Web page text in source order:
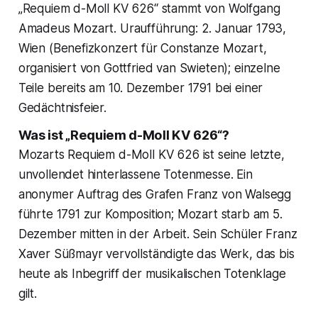
„Requiem d-Moll KV 626“ stammt von Wolfgang
Amadeus Mozart. Uraufführung: 2. Januar 1793,
Wien (Benefizkonzert für Constanze Mozart,
organisiert von Gottfried van Swieten); einzelne
Teile bereits am 10. Dezember 1791 bei einer
Gedächtnisfeier.
Was ist „Requiem d-Moll KV 626“?
Mozarts Requiem d-Moll KV 626 ist seine letzte,
unvollendet hinterlassene Totenmesse. Ein
anonymer Auftrag des Grafen Franz von Walsegg
führte 1791 zur Komposition; Mozart starb am 5.
Dezember mitten in der Arbeit. Sein Schüler Franz
Xaver Süßmayr vervollständigte das Werk, das bis
heute als Inbegriff der musikalischen Totenklage
gilt.